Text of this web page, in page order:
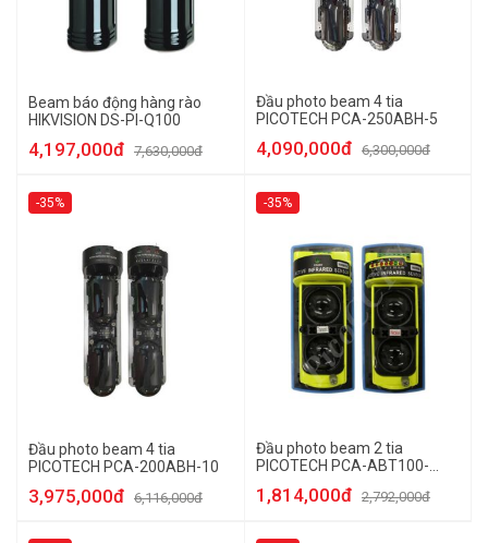
Beam báo động hàng rào
HIKVISION DS-PI-Q100
4,197,000đ 7,630,000đ
Đầu photo beam 4 tia
PICOTECH PCA-250ABH-5
4,090,000đ 6,300,000đ
-35%
Đầu photo beam 4 tia
PICOTECH PCA-200ABH-10
3,975,000đ 6,116,000đ
-35%
Đầu photo beam 2 tia
PICOTECH PCA-ABT100-
1,814,000đ 2,792,000đ